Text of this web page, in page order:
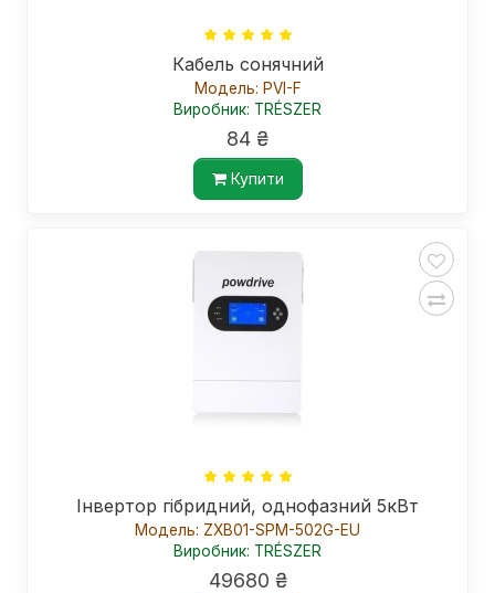
Кабель сонячний
Модель: PVI-F
Виробник: TRÉSZER
84 ₴
Купити
Інвертор гібридний, однофазний 5кВт
Модель: ZXB01-SPM-502G-EU
Виробник: TRÉSZER
49680 ₴